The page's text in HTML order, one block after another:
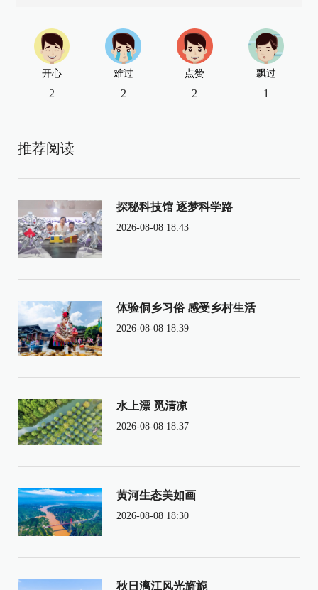
开心
2
难过
2
点赞
2
飘过
1
推荐阅读
探秘科技馆 逐梦科学路
2026-08-08 18:43
体验侗乡习俗 感受乡村生活
2026-08-08 18:39
水上漂 觅清凉
2026-08-08 18:37
黄河生态美如画
2026-08-08 18:30
秋日漓江风光旖旎